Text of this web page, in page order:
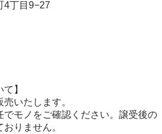
4丁目9−27
】
いたします。
でモノをご確認ください。譲受後の
りません。